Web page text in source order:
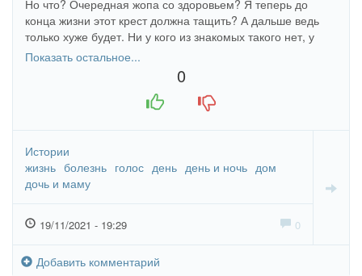
Но что? Очередная жопа со здоровьем? Я теперь до
конца жизни этот крест должна тащить? А дальше ведь
только хуже будет. Ни у кого из знакомых такого нет, у
всех старики бодрые, а моя без моей помощи ласты
Показать остальное...
0
Истории
жизнь болезнь голос день день и ночь дом
дочь и маму
19/11/2021 - 19:29 0
Добавить комментарий